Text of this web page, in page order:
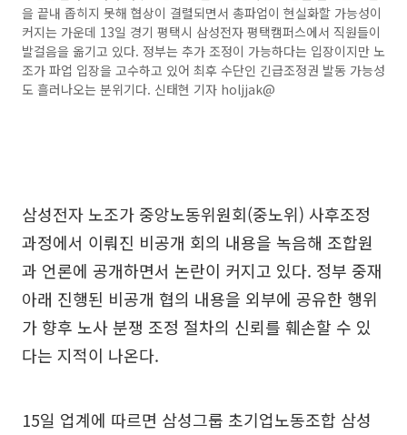
을 끝내 좁히지 못해 협상이 결렬되면서 총파업이 현실화할 가능성이
커지는 가운데 13일 경기 평택시 삼성전자 평택캠퍼스에서 직원들이
발걸음을 옮기고 있다. 정부는 추가 조정이 가능하다는 입장이지만 노
조가 파업 입장을 고수하고 있어 최후 수단인 긴급조정권 발동 가능성
도 흘러나오는 분위기다. 신태현 기자 holjjak@
삼성전자 노조가 중앙노동위원회(중노위) 사후조정
과정에서 이뤄진 비공개 회의 내용을 녹음해 조합원
과 언론에 공개하면서 논란이 커지고 있다. 정부 중재
아래 진행된 비공개 협의 내용을 외부에 공유한 행위
가 향후 노사 분쟁 조정 절차의 신뢰를 훼손할 수 있
다는 지적이 나온다.
15일 업계에 따르면 삼성그룹 초기업노동조합 삼성